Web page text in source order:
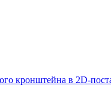
кронштейна в 2D-